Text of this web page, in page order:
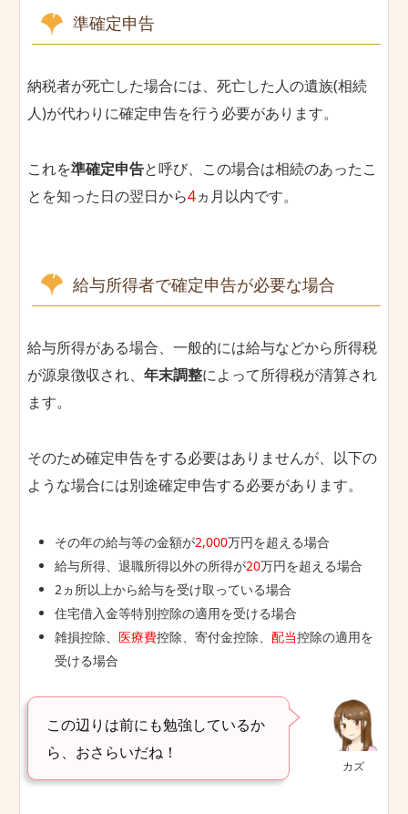
準確定申告
納税者が死亡した場合には、死亡した人の遺族(相続
人)が代わりに確定申告を行う必要があります。
これを準確定申告と呼び、この場合は相続のあったこ
とを知った日の翌日から4ヵ月以内です。
給与所得者で確定申告が必要な場合
給与所得がある場合、一般的には給与などから所得税
が源泉徴収され、 年末調整によって所得税が清算され
ます。
そのため確定申告をする必要はありませんが、以下の
ような場合には別途確定申告する必要があります。
その年の給与等の金額が2,000万円を超える場合
給与所得、退職所得以外の所得が20万円を超える場合
2ヵ所以上から給与を受け取っている場合
住宅借入金等特別控除の適用を受ける場合
雑損控除、 医療費控除、寄付金控除、 配当控除の適用を
受ける場合
カズ
この辺りは前にも勉強しているか
ら、おさらいだね！